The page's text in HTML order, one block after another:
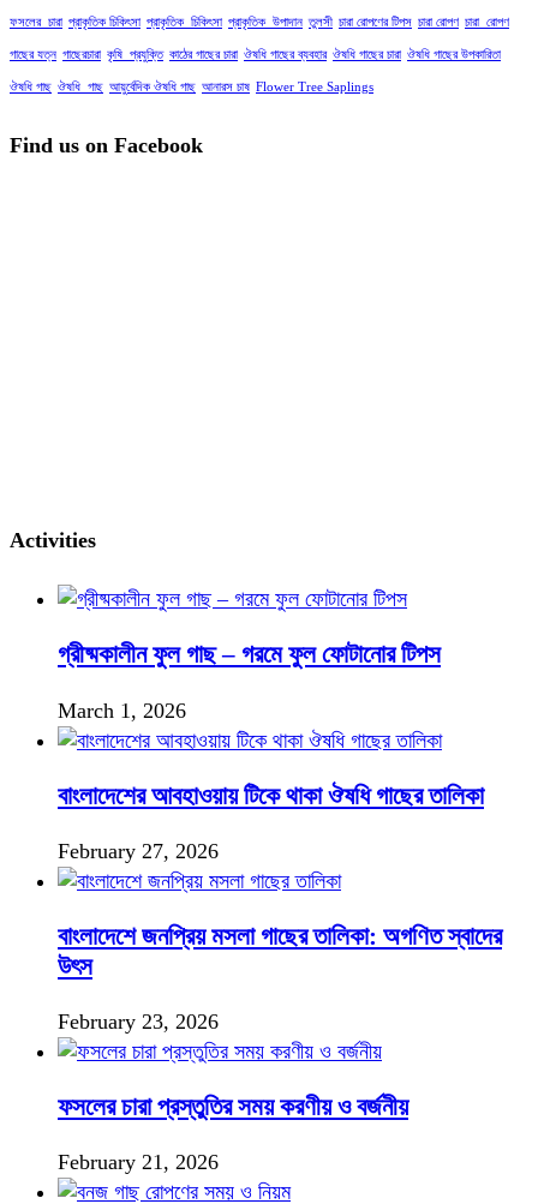
ফসলের_চারা প্রাকৃতিক চিকিৎসা প্রাকৃতিক_চিকিৎসা প্রাকৃতিক_উপাদান তুলসী চারা রোপণের টিপস চারা রোপণ চারা_রোপণ
গাছের যত্ন গাছেরচারা কৃষি_প্রযুক্তি কাঠের গাছের চারা ঔষধি গাছের ব্যবহার ঔষধি গাছের চারা ঔষধি গাছের উপকারিতা
ঔষধি গাছ ঔষধি_গাছ আয়ুর্বেদিক ঔষধি গাছ আনারস চাষ Flower Tree Saplings
Find us on Facebook
Activities
গ্রীষ্মকালীন ফুল গাছ – গরমে ফুল ফোটানোর টিপস
March 1, 2026
বাংলাদেশের আবহাওয়ায় টিকে থাকা ঔষধি গাছের তালিকা
February 27, 2026
বাংলাদেশে জনপ্রিয় মসলা গাছের তালিকা: অগণিত স্বাদের
উৎস
February 23, 2026
ফসলের চারা প্রস্তুতির সময় করণীয় ও বর্জনীয়
February 21, 2026